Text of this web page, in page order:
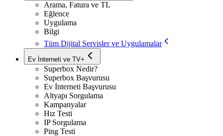
Arama, Fatura ve TL
Eğlence
Uygulama
Bilgi
Tüm Dijital Servisler ve Uygulamalar
Ev İnterneti ve TV+
Superbox Nedir?
Superbox Başvurusu
Ev İnterneti Başvurusu
Altyapı Sorgulama
Kampanyalar
Hız Testi
IP Sorgulama
Ping Testi